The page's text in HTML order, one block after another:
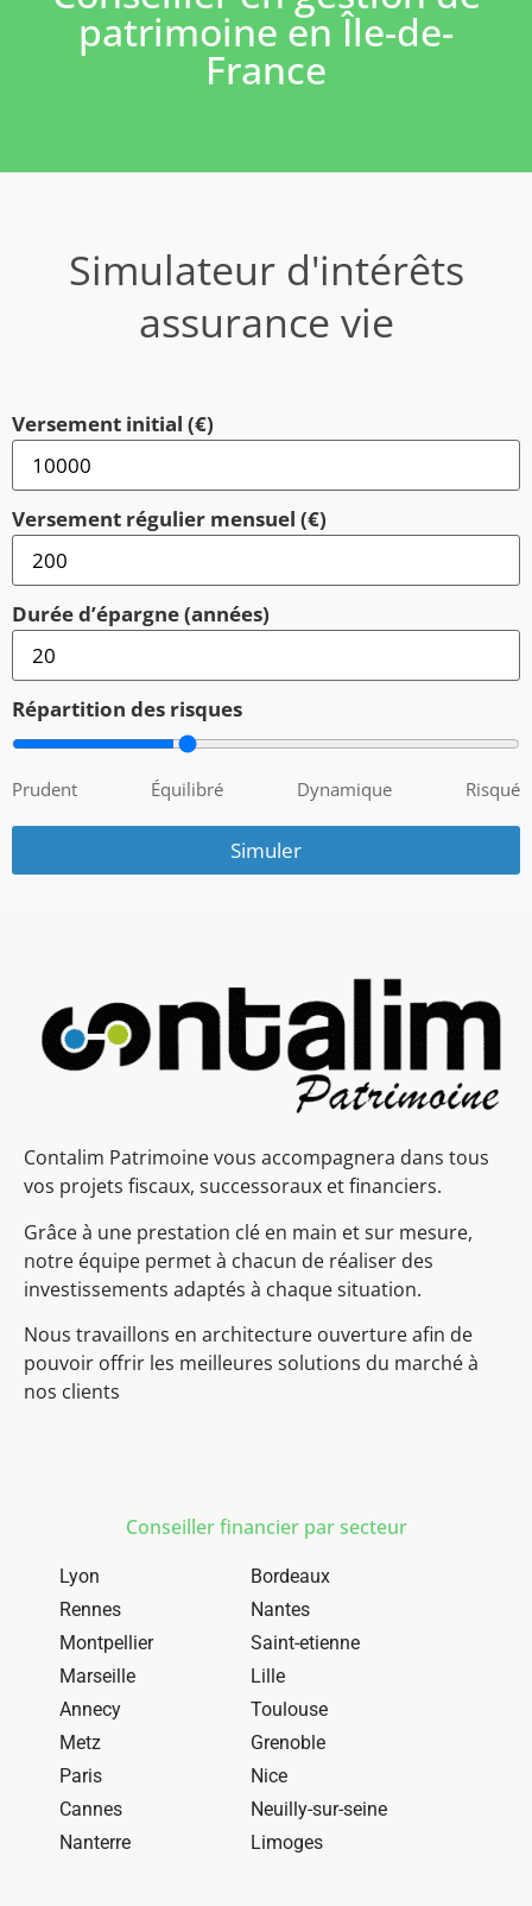
patrimoine en Île-de-
France
Simulateur d'intérêts
assurance vie
Versement initial (€)
Versement régulier mensuel (€)
Durée d’épargne (années)
Répartition des risques
Prudent Équilibré Dynamique Risqué
Simuler
Contalim Patrimoine vous accompagnera dans tous
vos projets fiscaux, successoraux et financiers.
Grâce à une prestation clé en main et sur mesure,
notre équipe permet à chacun de réaliser des
investissements adaptés à chaque situation.
Nous travaillons en architecture ouverture afin de
pouvoir offrir les meilleures solutions du marché à
nos clients
Conseiller financier par secteur
Lyon
Bordeaux
Rennes
Nantes
Montpellier
Saint-etienne
Marseille
Lille
Annecy
Toulouse
Metz
Grenoble
Paris
Nice
Cannes
Neuilly-sur-seine
Nanterre
Limoges